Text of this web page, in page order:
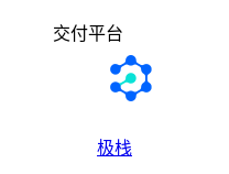
交付平台
极栈